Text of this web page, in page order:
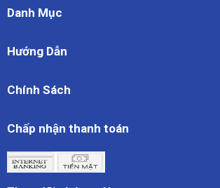
Danh Mục
Hướng Dẫn
Chính Sách
Chấp nhận thanh toán